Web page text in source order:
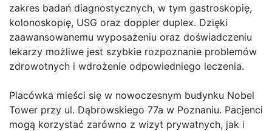
zakres badań diagnostycznych, w tym gastroskopię,
kolonoskopię, USG oraz doppler duplex. Dzięki
zaawansowanemu wyposażeniu oraz doświadczeniu
lekarzy możliwe jest szybkie rozpoznanie problemów
zdrowotnych i wdrożenie odpowiedniego leczenia.
Placówka mieści się w nowoczesnym budynku Nobel
Tower przy ul. Dąbrowskiego 77a w Poznaniu. Pacjenci
mogą korzystać zarówno z wizyt prywatnych, jak i